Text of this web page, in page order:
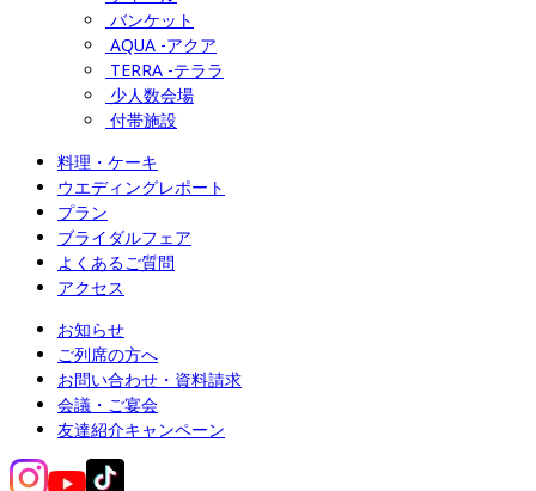
バンケット
AQUA -アクア
TERRA -テララ
少人数会場
付帯施設
料理・ケーキ
ウエディングレポート
プラン
ブライダルフェア
よくあるご質問
アクセス
お知らせ
ご列席の方へ
お問い合わせ・資料請求
会議・ご宴会
友達紹介キャンペーン